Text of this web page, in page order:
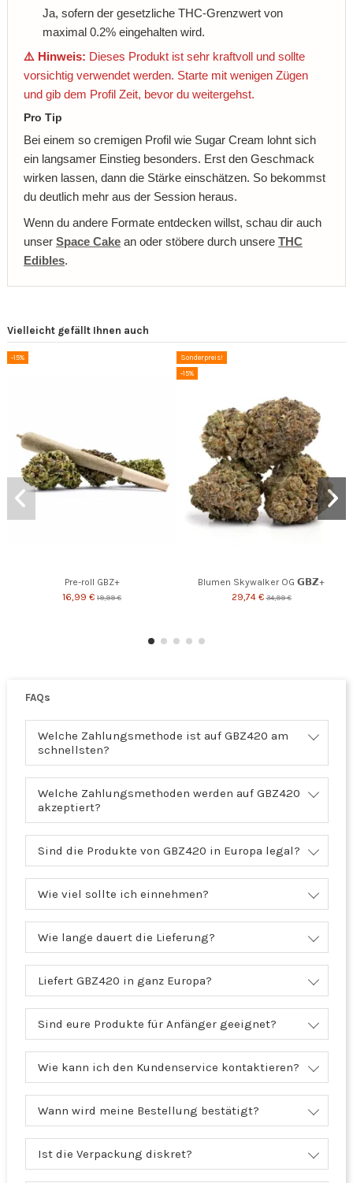
Ja, sofern der gesetzliche THC-Grenzwert von
maximal 0.2% eingehalten wird.
⚠️ Hinweis: Dieses Produkt ist sehr kraftvoll und sollte
vorsichtig verwendet werden. Starte mit wenigen Zügen
und gib dem Profil Zeit, bevor du weitergehst.
Pro Tip
Bei einem so cremigen Profil wie Sugar Cream lohnt sich
ein langsamer Einstieg besonders. Erst den Geschmack
wirken lassen, dann die Stärke einschätzen. So bekommst
du deutlich mehr aus der Session heraus.
Wenn du andere Formate entdecken willst, schau dir auch
unser Space Cake an oder stöbere durch unsere THC
Edibles.
Vielleicht gefällt Ihnen auch
-15%
Pre-roll GBZ+
16,99 € 19,99 €
Sonderpreis!
-15%
Blumen Skywalker OG 𝗚𝗕𝗭+
29,74 €34,99 €
FAQs
Welche Zahlungsmethode ist auf GBZ420 am
schnellsten?
Welche Zahlungsmethoden werden auf GBZ420
akzeptiert?
Sind die Produkte von GBZ420 in Europa legal?
Wie viel sollte ich einnehmen?
Wie lange dauert die Lieferung?
Liefert GBZ420 in ganz Europa?
Sind eure Produkte für Anfänger geeignet?
Wie kann ich den Kundenservice kontaktieren?
Wann wird meine Bestellung bestätigt?
Ist die Verpackung diskret?